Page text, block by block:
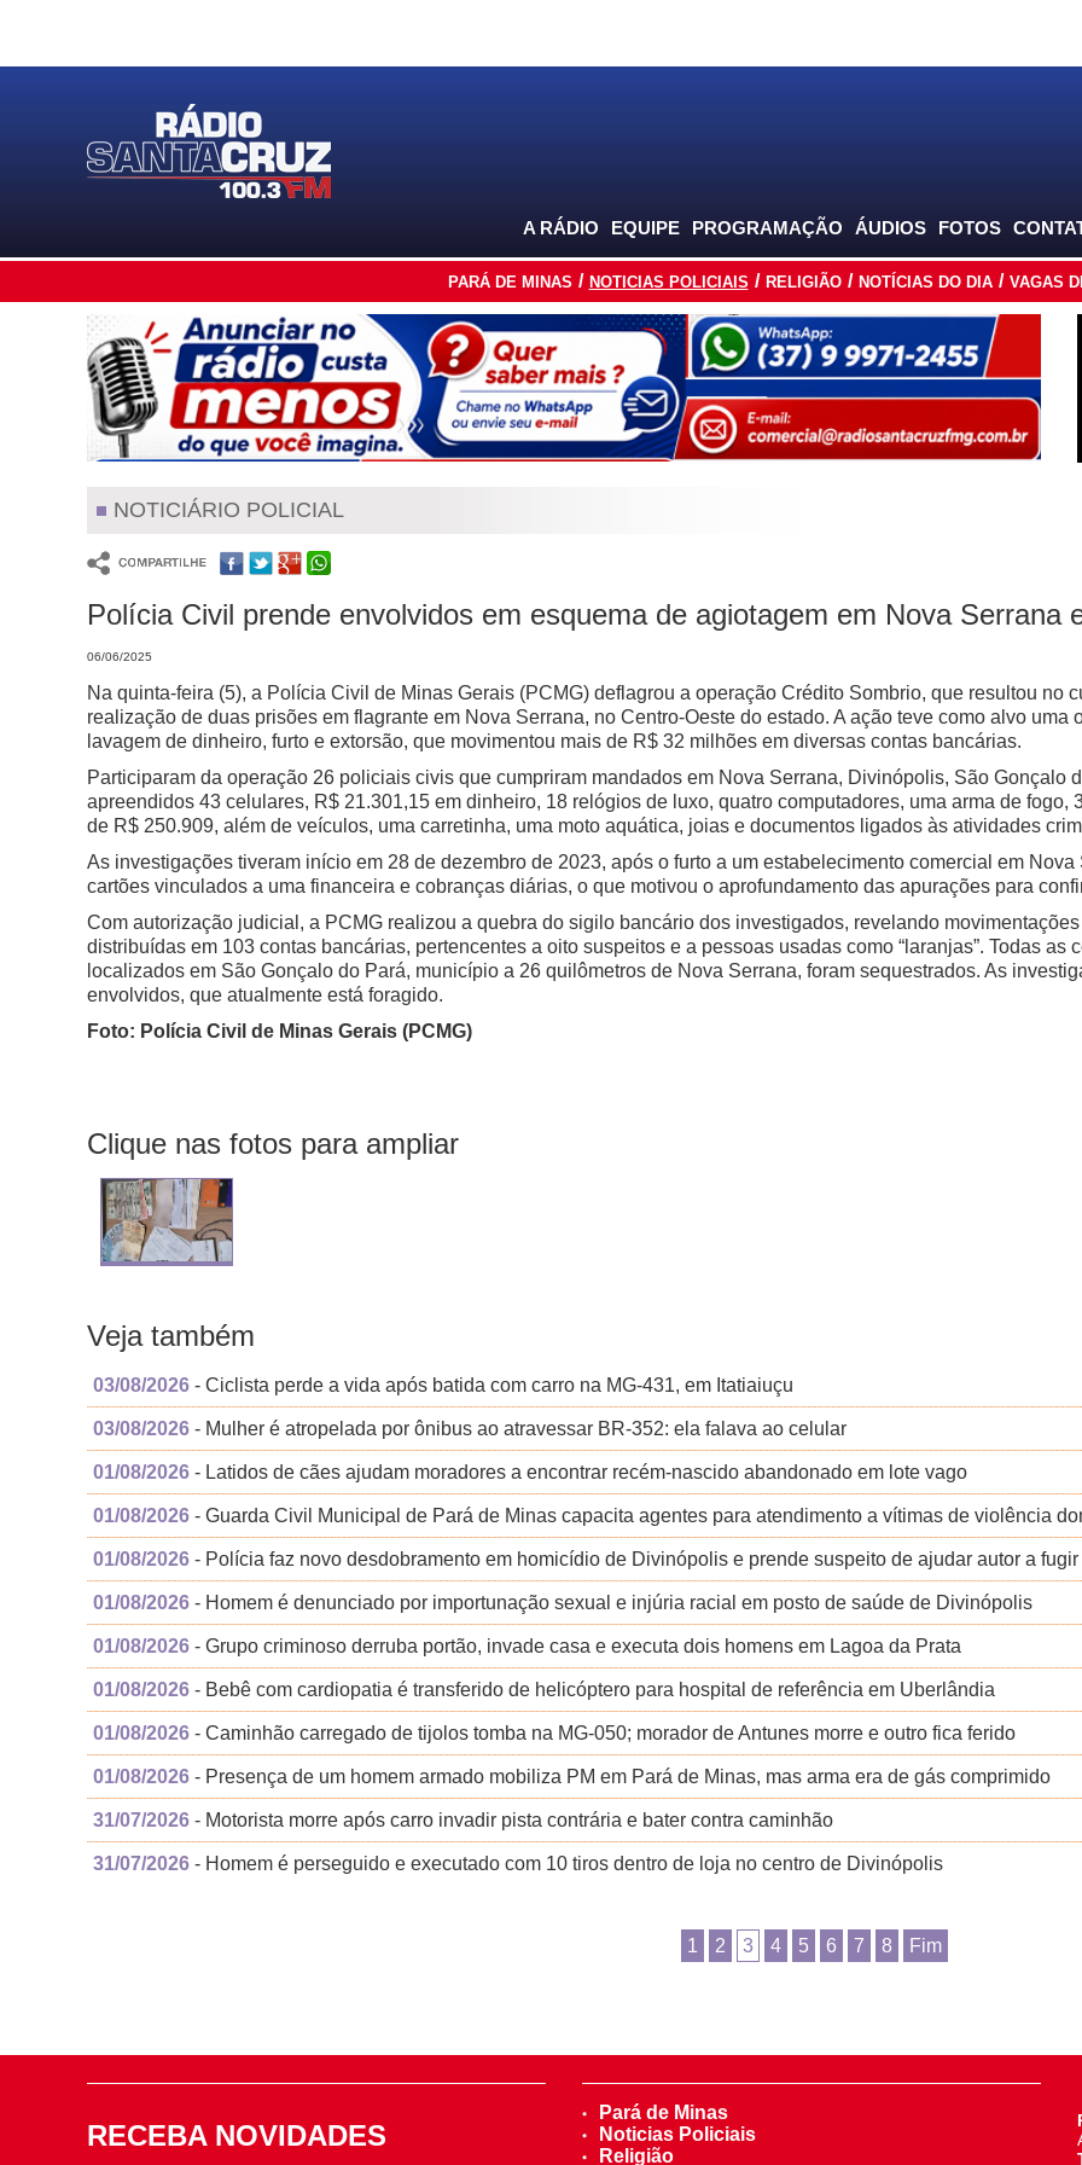
A RÁDIO EQUIPE PROGRAMAÇÃO ÁUDIOS FOTOS
PARÁ DE MINAS NOTICIAS POLICIAIS RELIGIÃO NOTÍCIAS DO DIA VAGAS
NOTICIÁRIO POLICIAL
Polícia Civil prende envolvidos em esquema de agiotagem em Nova Serrana
06/06/2025
Na quinta-feira (5), a Polícia Civil de Minas Gerais (PCMG) deflagrou a operação Crédito Sombrio, que resultou no
realização de duas prisões em flagrante em Nova Serrana, no Centro-Oeste do estado. A ação teve como alvo
lavagem de dinheiro, furto e extorsão, que movimentou mais de R$ 32 milhões em diversas contas bancárias.
Participaram da operação 26 policiais civis que cumpriram mandados em Nova Serrana, Divinópolis, São Gonçalo
apreendidos 43 celulares, R$ 21.301,15 em dinheiro, 18 relógios de luxo, quatro computadores, uma arma de fogo,
de R$ 250.909, além de veículos, uma carretinha, uma moto aquática, joias e documentos ligados às atividades
As investigações tiveram início em 28 de dezembro de 2023, após o furto a um estabelecimento comercial em
cartões vinculados a uma financeira e cobranças diárias, o que motivou o aprofundamento das apurações para
Com autorização judicial, a PCMG realizou a quebra do sigilo bancário dos investigados, revelando
distribuídas em 103 contas bancárias, pertencentes a oito suspeitos e a pessoas usadas como “laranjas”. Todas
localizados em São Gonçalo do Pará, município a 26 quilômetros de Nova Serrana, foram sequestrados. As
envolvidos, que atualmente está foragido.
Foto: Polícia Civil de Minas Gerais (PCMG)
Clique nas fotos para ampliar
Veja também
03/08/2026 - Ciclista perde a vida após batida com carro na MG-431, em Itatiaiuçu
03/08/2026 - Mulher é atropelada por ônibus ao atravessar BR-352: ela falava ao celular
01/08/2026 - Latidos de cães ajudam moradores a encontrar recém-nascido abandonado em lote vago
01/08/2026 - Guarda Civil Municipal de Pará de Minas capacita agentes para atendimento a vítimas de violência
01/08/2026 - Polícia faz novo desdobramento em homicídio de Divinópolis e prende suspeito de ajudar autor a fugir
01/08/2026 - Homem é denunciado por importunação sexual e injúria racial em posto de saúde de Divinópolis
01/08/2026 - Grupo criminoso derruba portão, invade casa e executa dois homens em Lagoa da Prata
01/08/2026 - Bebê com cardiopatia é transferido de helicóptero para hospital de referência em Uberlândia
01/08/2026 - Caminhão carregado de tijolos tomba na MG-050; morador de Antunes morre e outro fica ferido
01/08/2026 - Presença de um homem armado mobiliza PM em Pará de Minas, mas arma era de gás comprimido
31/07/2026 - Motorista morre após carro invadir pista contrária e bater contra caminhão
31/07/2026 - Homem é perseguido e executado com 10 tiros dentro de loja no centro de Divinópolis
1 2 3 4 5 6 7 8 Fim
RECEBA NOVIDADES
Pará de Minas
Noticias Policiais
Religião